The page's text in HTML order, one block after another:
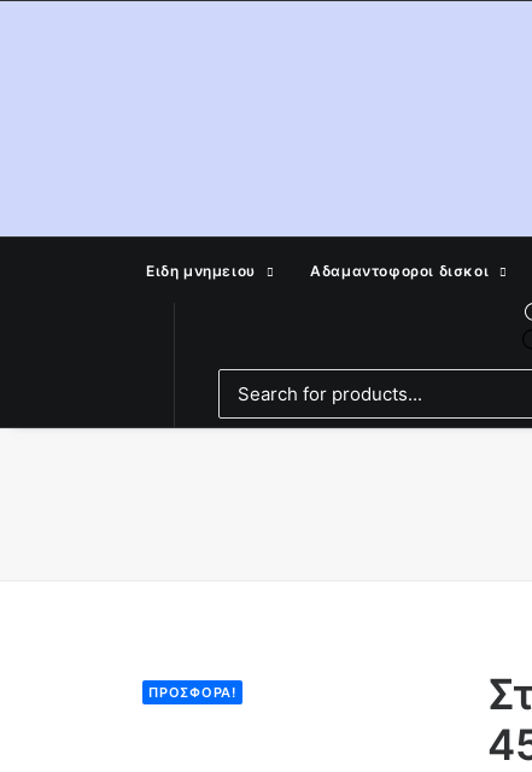
Ειδη μνημειου Αδαμαντοφοροι δισκοι
ΠΡΟΣΦΟΡΆ!